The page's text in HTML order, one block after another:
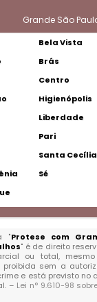
Grande São
Bela Vista
Brás
Centro
Higienópolis
Liberdade
Pari
Santa Cecília
Sé
"Protese com
" é de direito
ou total,
proibida sem a
e está previsto no
– Lei n° 9.610-98